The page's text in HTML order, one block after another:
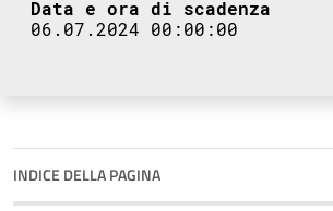
Data e ora di scadenza
06.07.2024 00:00:00
INDICE DELLA PAGINA